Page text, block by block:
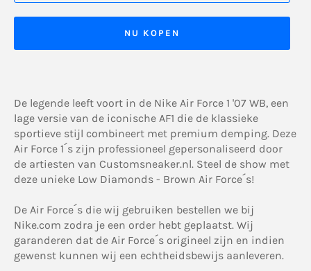
NU KOPEN
De legende leeft voort in de Nike Air Force 1 '07 WB, een
lage versie van de iconische AF1 die de klassieke
sportieve stijl combineert met premium demping. Deze
Air Force 1´s zijn professioneel gepersonaliseerd door
de artiesten van Customsneaker.nl. Steel de show met
deze unieke Low Diamonds - Brown Air Force´s!
De Air Force´s die wij gebruiken bestellen we bij
Nike.com zodra je een order hebt geplaatst. Wij
garanderen dat de Air Force´s origineel zijn en indien
gewenst kunnen wij een echtheidsbewijs aanleveren.